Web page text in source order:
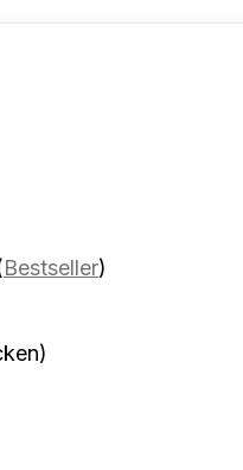
Bestseller)